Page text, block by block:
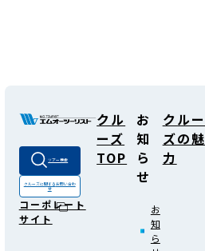
ツアー検索
クルーズに関するお問い合わ
せ
コーポレート
サイト
クル
ーズ
TOP
お
知
ら
せ
お
知
ら
クルー
ズの魅
力